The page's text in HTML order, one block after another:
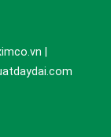
|